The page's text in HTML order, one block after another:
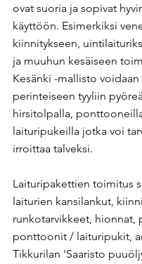
ovat suoria ja sopivat
käyttöön. Esimerkiksi
kiinnitykseen,
ja muuhun kesäiseen
Kesänki -mallisto voidaan
perinteiseen tyyliin
hirsitolpalla,
laituripukeilla jotka voi
irroittaa talveksi.
Laituripakettien toimitus
laiturien kansilankut,
runkotarvikkeet, hionnat,
ponttoonit / laituripukit,
Tikkurilan 'Saaristo